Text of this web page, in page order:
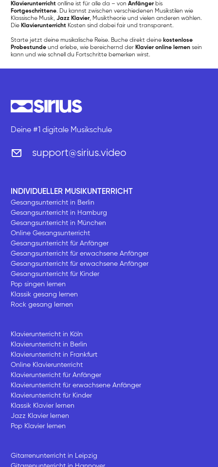
Klavierunterricht onlline ist für alle da – vonAnfänger bis
Fortgeschrittene. Du kannst zwischen verschiedenen Musikstilen wie
Klassische Musik,Jazz Klavier, Musiktheorie und vielen anderen wählen.
Die Klavierunterricht Kosten sind dabei fair und transparent.
Starte jetzt deine musikalische Reise. Buche direkt deine kostenlose
Probestunde und erlebe, wie bereichernd der Klavier online lernen sein
kann und wie schnell du Fortschritte bemerken wirst.
Deine #1 digitale Musikschule
support@sirius.video
INDIVIDUELLER MUSIKUNTERRICHT
Gesangsunterricht in Berlin
Gesangsunterricht in Hamburg
Gesangsunterricht in München
Online Gesangsunterricht
Gesangsunterricht für Anfänger
Gesangsunterricht für erwachsene Anfänger
Gesangsunterricht für erwachsene Anfänger
Gesangsunterricht für Kinder
Pop singen lernen
Klassik gesang lernen
Rock gesang lernen
Klavierunterricht in Köln
Klavierunterricht in Berlin
Klavierunterricht in Frankfurt
Online Klavierunterricht
Klavierunterricht für Anfänger
Klavierunterricht für erwachsene Anfänger
Klavierunterricht für Kinder
Klassik Klavier lernen
Jazz Klavier lernen
Pop Klavier lernen
Gitarrenunterricht in Leipzig